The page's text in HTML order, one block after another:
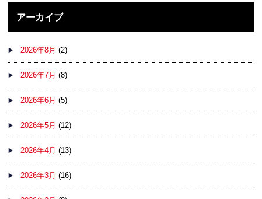
アーカイブ
2026年8月 (2)
2026年7月 (8)
2026年6月 (5)
2026年5月 (12)
2026年4月 (13)
2026年3月 (16)